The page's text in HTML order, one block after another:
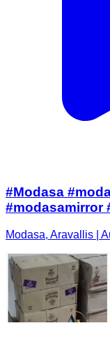
#Modasa
#modasamirror
Modasa, Aravallis |